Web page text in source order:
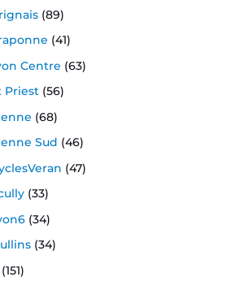
(89)
(41)
Centre (63)
Priest (56)
(68)
Sud (46)
(47)
(33)
(34)
(34)
(151)